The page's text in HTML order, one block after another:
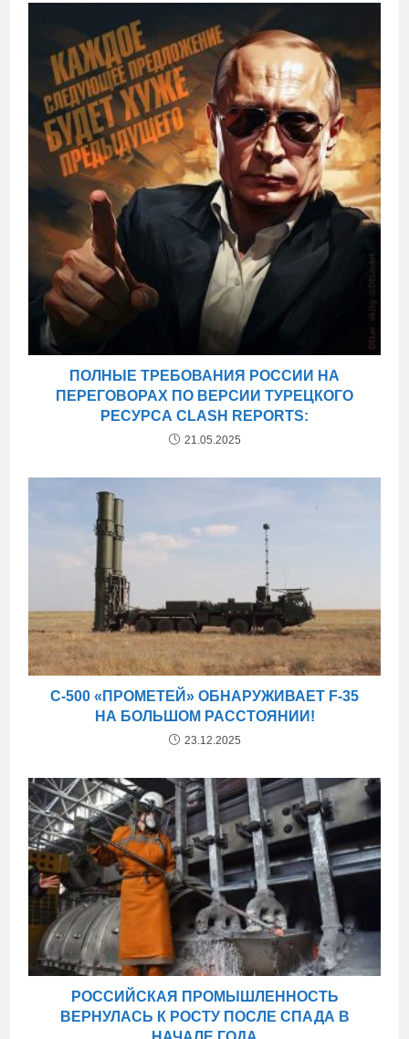
ПОЛНЫЕ ТРЕБОВАНИЯ РОССИИ НА
ПЕРЕГОВОРАХ ПО ВЕРСИИ ТУРЕЦКОГО
РЕСУРСА CLASH REPORTS:
21.05.2025
С-500 «ПРОМЕТЕЙ» ОБНАРУЖИВАЕТ F-35
НА БОЛЬШОМ РАССТОЯНИИ!
23.12.2025
РОССИЙСКАЯ ПРОМЫШЛЕННОСТЬ
ВЕРНУЛАСЬ К РОСТУ ПОСЛЕ СПАДА В